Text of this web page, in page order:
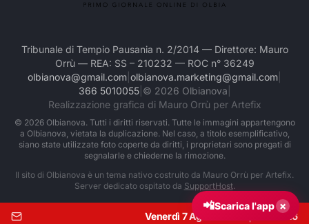
Tribunale di Tempio Pausania n. 2/2014 — Direttore: Mauro
Orrù — REA: SS – 210232 — ROC n° 36249
olbianova@gmail.com olbianova.marketing@gmail.com
366 5010055| © 2026 Olbianova
Realizzazione grafica di Mauro Orrù per Artefix
© 2026Olbianova. Tutti i diritti riservati. Tutte le immagini appartengono
a Olbianova, vietata la duplicazione. Nel caso, a titolo esemplificativo,
siano state utilizzate foto coperte da diritti, i proprietari sono pregati di
segnalarle e chiederne la rimozione.
Il sito di Olbianova è un tema nativo costruito da Mauro Orrù per Artefix.
Server dedicato ospitato da SupportHost.
Venerdì 7 Agosto 2026 14:46
📲Scarica l'app ×